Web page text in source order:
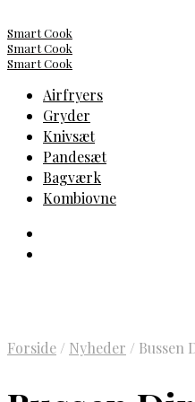
Smart Cook
Smart Cook
Smart Cook
Airfryers
Gryder
Knivsæt
Pandesæt
Bagværk
Kombiovne
Forside / Nyheder / Bussen